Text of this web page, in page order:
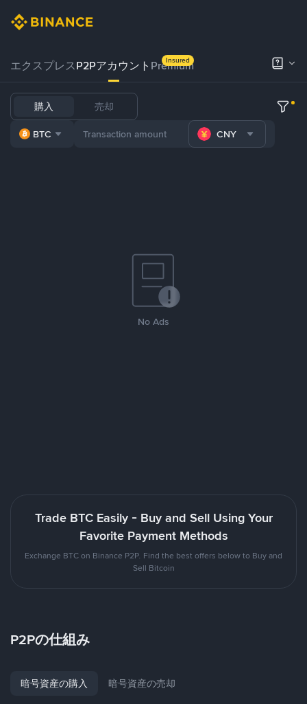
エクスプレスP2Pアカウント Premium
Insured
購入 売却
BTC CNY
No Ads
Trade BTC Easily - Buy and Sell Using Your
Favorite Payment Methods
Exchange BTC on Binance P2P. Find the best offers below to Buy and
Sell Bitcoin
P2Pの仕組み
暗号資産の購入 暗号資産の売却